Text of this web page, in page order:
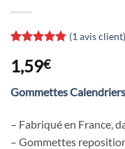
5 basé sur
notation
client
(1 avis client)
1,59€
Gommettes
– Fabriqué en France,
– Gommettes